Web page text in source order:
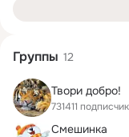
Группы 12
Твори добро!
731411
Смешинка